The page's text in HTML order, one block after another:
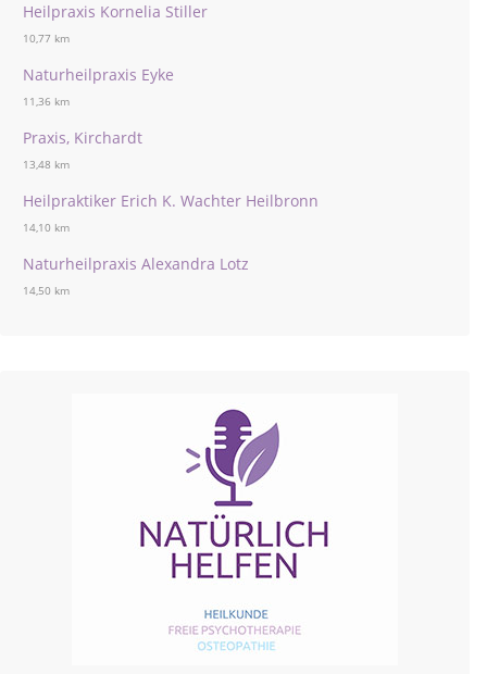
Heilpraxis Kornelia Stiller
10,77 km
Naturheilpraxis Eyke
11,36 km
Praxis, Kirchardt
13,48 km
Heilpraktiker Erich K. Wachter Heilbronn
14,10 km
Naturheilpraxis Alexandra Lotz
14,50 km